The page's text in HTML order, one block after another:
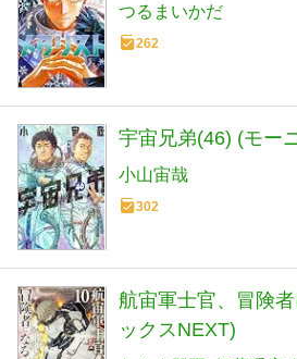
つるまいかだ
262
宇宙兄弟(46) (モー
小山宙哉
302
航宙軍士官、冒険
ックスNEXT)